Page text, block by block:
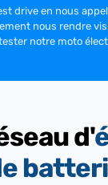
drive en nous
nous rendre
notre moto
d'